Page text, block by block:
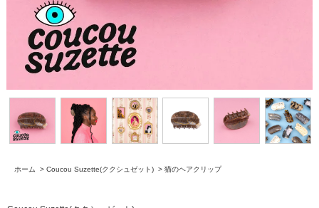
ホーム > Coucou Suzette(ククシュゼット) > 猫のヘアクリップ